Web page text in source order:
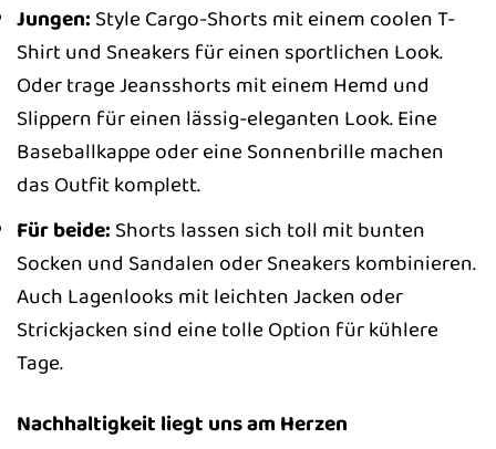
Jungen: Style Cargo-Shorts mit einem coolen T-
Shirt und Sneakers für einen sportlichen Look.
Oder trage Jeansshorts mit einem Hemd und
Slippern für einen lässig-eleganten Look. Eine
Baseballkappe oder eine Sonnenbrille machen
das Outfit komplett.
Für beide: Shorts lassen sich toll mit bunten
Socken und Sandalen oder Sneakers kombinieren.
Auch Lagenlooks mit leichten Jacken oder
Strickjacken sind eine tolle Option für kühlere
Tage.
Nachhaltigkeit liegt uns am Herzen